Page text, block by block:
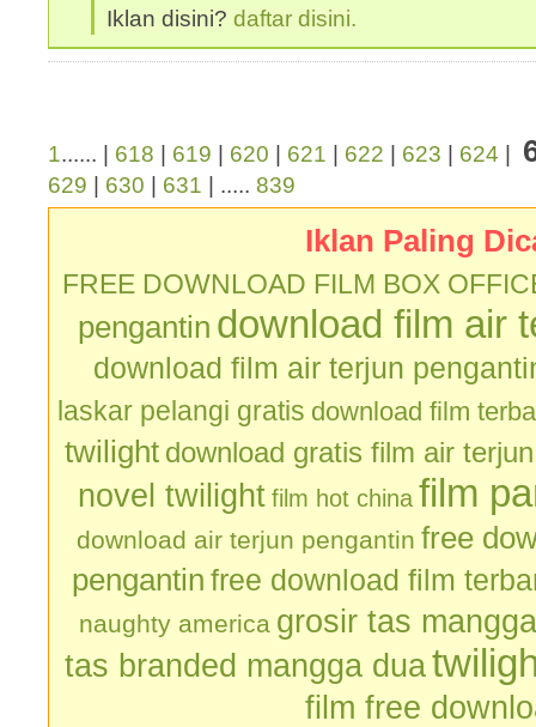
Iklan disini? daftar disini.
1...... | 618 619 620 621 622 623 624
629 630 631 | ..... 839
Iklan Paling
FREE DOWNLOAD FILM BOX
pengantin download film air
download film air terjun
laskar pelangi gratis download film
twilight download gratis film air
novel twilight film hot china film
download air terjun pengantin free
pengantin free download film
naughty america grosir tas
tas branded mangga dua
film free